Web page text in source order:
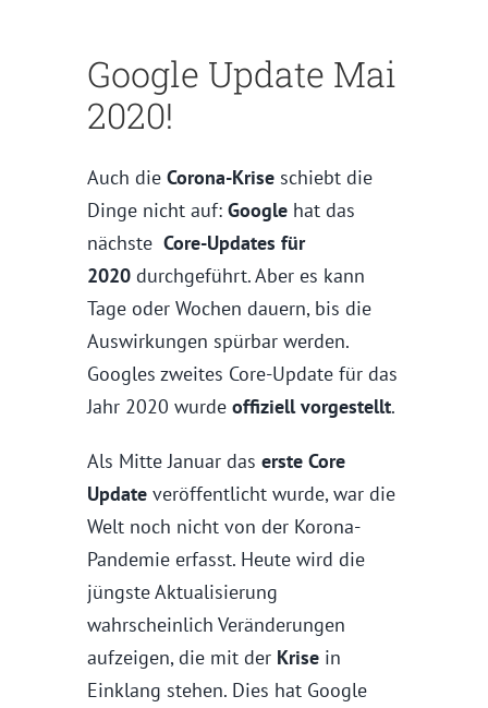
Google Update Mai
2020!
Auch die Corona-Krise schiebt die
Dinge nicht auf: Google hat das
nächste Core-Updates für
2020 durchgeführt. Aber es kann
Tage oder Wochen dauern, bis die
Auswirkungen spürbar werden.
Googles zweites Core-Update für das
Jahr 2020 wurde offiziell vorgestellt.
Als Mitte Januar das erste Core
Update veröffentlicht wurde, war die
Welt noch nicht von der Korona-
Pandemie erfasst. Heute wird die
jüngste Aktualisierung
wahrscheinlich Veränderungen
aufzeigen, die mit der Krise in
Einklang stehen. Dies hat Google